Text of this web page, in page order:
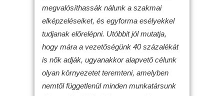
megvalósíthassák nálunk a szakmai
elképzeléseiket, és egyforma esélyekkel
tudjanak előrelépni. Utóbbit jól mutatja,
hogy mára a vezetőségünk 40 százalékát
is nők adják, ugyanakkor alapvető célunk
olyan környezetet teremteni, amelyben
nemtől függetlenül minden munkatársunk